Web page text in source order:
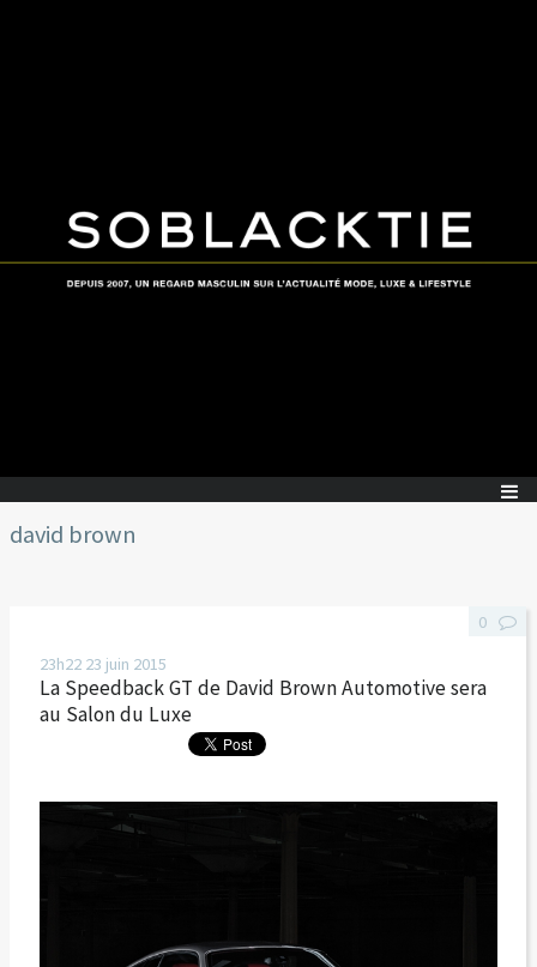
david brown
23h22 23 juin 2015
La Speedback GT de David Brown Automotive sera
au Salon du Luxe
0